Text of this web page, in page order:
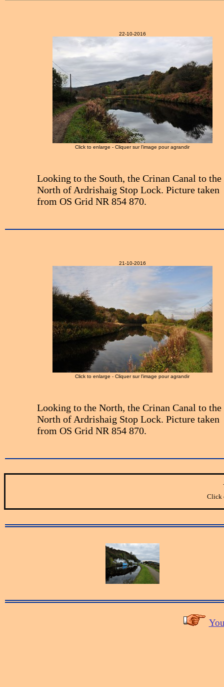
22-10-2016
Click to enlarge - Cliquer sur l'image pour agrandir
Looking to the South, the Crinan Canal to the
North of Ardrishaig Stop Lock. Picture taken
from OS Grid NR 854 870.
21-10-2016
Click to enlarge - Cliquer sur l'image pour agrandir
Looking to the North, the Crinan Canal to the
North of Ardrishaig Stop Lock. Picture taken
from OS Grid NR 854 870.
Click